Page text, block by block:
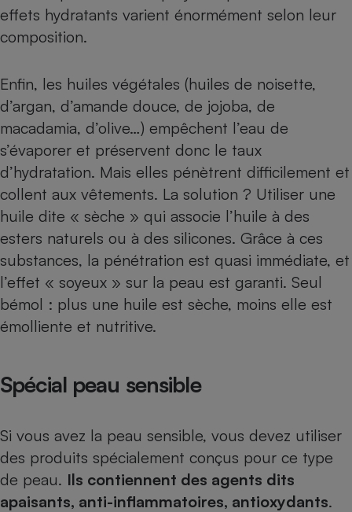
effets hydratants varient énormément selon leur
composition.
Enfin, les huiles végétales (huiles de noisette,
d’argan, d’amande douce, de jojoba, de
macadamia, d’olive…) empêchent l’eau de
s’évaporer et préservent donc le taux
d’hydratation. Mais elles pénètrent difficilement et
collent aux vêtements. La solution ? Utiliser une
huile dite « sèche » qui associe l’huile à des
esters naturels ou à des silicones. Grâce à ces
substances, la pénétration est quasi immédiate, et
l’effet « soyeux » sur la peau est garanti. Seul
bémol : plus une huile est sèche, moins elle est
émolliente et nutritive.
Spécial peau sensible
Si vous avez la peau sensible, vous devez utiliser
des produits spécialement conçus pour ce type
de peau. Ils contiennent des agents dits
apaisants, anti-inflammatoires, antioxydants.